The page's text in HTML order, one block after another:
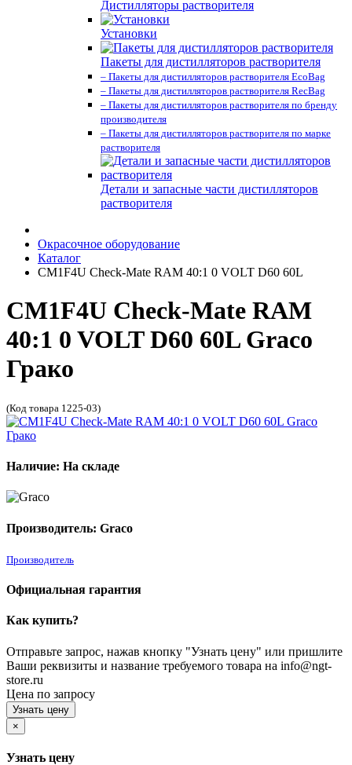
Дистилляторы растворителя
Установки
Пакеты для дистилляторов растворителя
– Пакеты для дистилляторов растворителя EcoBag
– Пакеты для дистилляторов растворителя RecBag
– Пакеты для дистилляторов растворителя по бренду
производителя
– Пакеты для дистилляторов растворителя по марке
растворителя
Детали и запасные части дистилляторов
растворителя
Окрасочное оборудование
Каталог
CM1F4U Check-Mate RAM 40:1 0 VOLT D60 60L
CM1F4U Check-Mate RAM
40:1 0 VOLT D60 60L Graco
Грако
(Код товара 1225-03)
Наличие: На складе
Производитель: Graco
Производитель
Официальная гарантия
Как купить?
Отправьте запрос, нажав кнопку "Узнать цену" или пришлите
Ваши реквизиты и название требуемого товара на info@ngt-
store.ru
Цена по запросу
Узнать цену
×
Узнать цену